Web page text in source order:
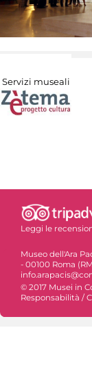
Servizi museali
Leggi le
Museo dell'Ara
- 00100 Roma
© 2017 Musei in
Responsabilità /